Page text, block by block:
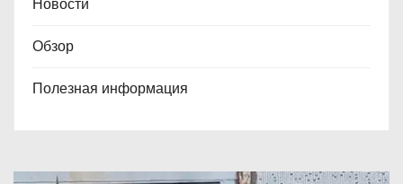
Обзор
Полезная информация